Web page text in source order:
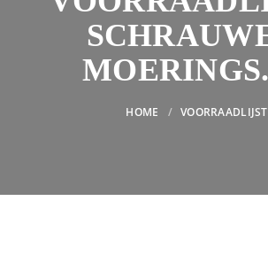
HOME VOORRAADLIJST